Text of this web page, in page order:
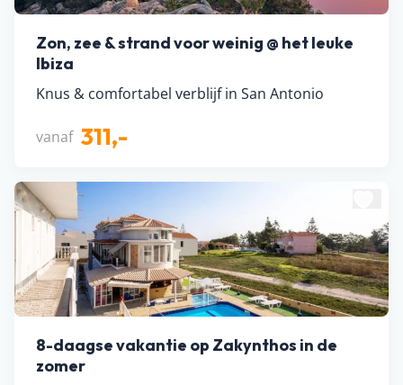
Zon, zee & strand voor weinig @ het leuke
Ibiza
Knus & comfortabel verblijf in San Antonio
vanaf 311,-
8-daagse vakantie op Zakynthos in de
zomer